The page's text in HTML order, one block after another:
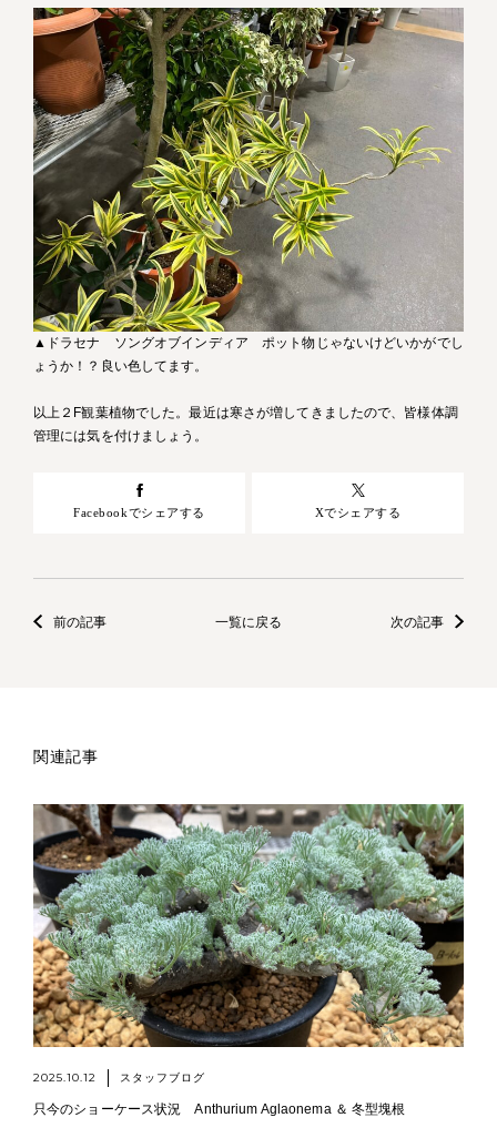
▲ドラセナ ソングオブインディア ポット物じゃないけどいかがでし
ょうか！？良い色してます。
以上２F観葉植物でした。最近は寒さが増してきましたので、皆様体調
管理には気を付けましょう。
Facebookでシェアする Xでシェアする
前の記事 一覧に戻る 次の記事
関連記事
2025.10.12 スタッフブログ
只今のショーケース状況 Anthurium Aglaonema ＆ 冬型塊根